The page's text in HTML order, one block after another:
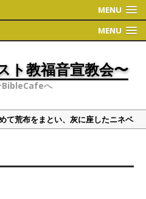
MENU
MENU
ト教福音宣教会〜
BibleCafeへ
て荒布をまとい、灰に座したニネベ
書観①]学者シリーズ（人文・社会
な祈り